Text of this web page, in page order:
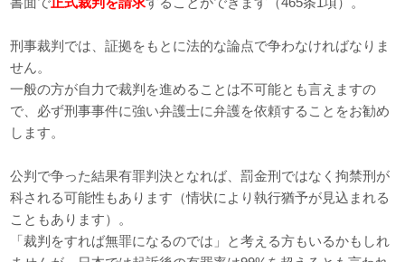
刑事裁判では、証拠をもとに法的な論点で争わなければなりま
せん。
一般の方が自力で裁判を進めることは不可能とも言えますの
で、必ず刑事事件に強い弁護士に弁護を依頼することをお勧め
します。
公判で争った結果有罪判決となれば、罰金刑ではなく拘禁刑が
科される可能性もあります（情状により執行猶予が見込まれる
こともあります）。
「裁判をすれば無罪になるのでは」と考える方もいるかもしれ